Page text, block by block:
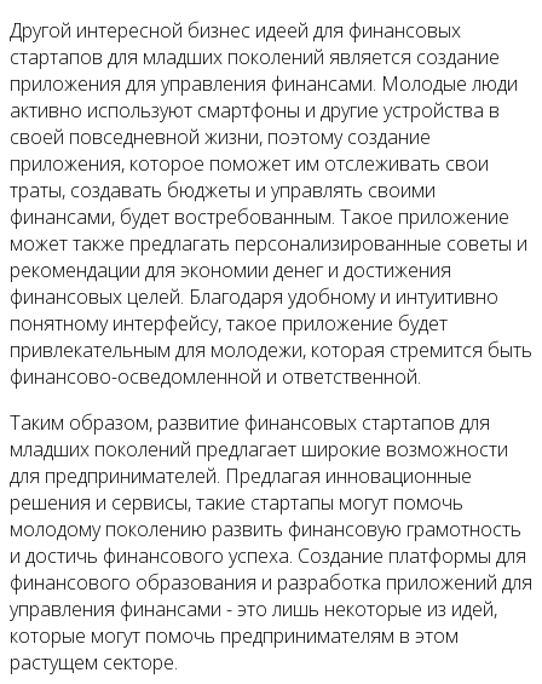
Другой интересной бизнес идеей для финансовых
стартапов для младших поколений является создание
приложения для управления финансами. Молодые люди
активно используют смартфоны и другие устройства в
своей повседневной жизни, поэтому создание
приложения, которое поможет им отслеживать свои
траты, создавать бюджеты и управлять своими
финансами, будет востребованным. Такое приложение
может также предлагать персонализированные советы и
рекомендации для экономии денег и достижения
финансовых целей. Благодаря удобному и интуитивно
понятному интерфейсу, такое приложение будет
привлекательным для молодежи, которая стремится быть
финансово-осведомленной и ответственной.
Таким образом, развитие финансовых стартапов для
младших поколений предлагает широкие возможности
для предпринимателей. Предлагая инновационные
решения и сервисы, такие стартапы могут помочь
молодому поколению развить финансовую грамотность
и достичь финансового успеха. Создание платформы для
финансового образования и разработка приложений для
управления финансами - это лишь некоторые из идей,
которые могут помочь предпринимателям в этом
растущем секторе.